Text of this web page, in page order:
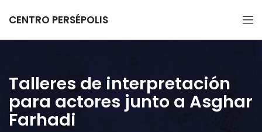
CENTRO PERSÉPOLIS
Talleres de interpretación
para actores junto a Asghar
Farhadi